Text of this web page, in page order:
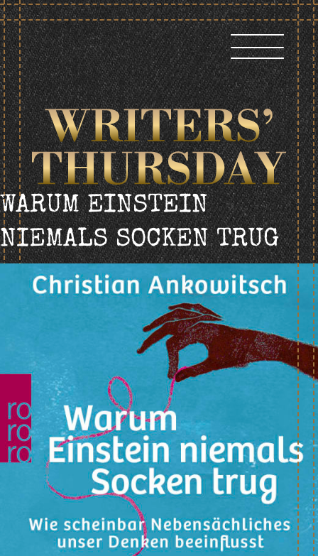
Skip
to
content
WARUM EINSTEIN
NIEMALS SOCKEN TRUG